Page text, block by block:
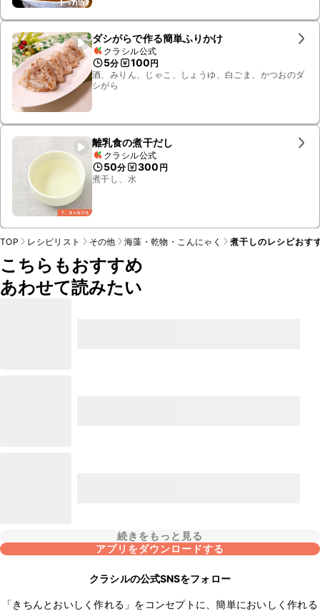
ダシがらで作る簡単ふりかけ
クラシル公式
5分 100円
酒、みりん、じゃこ、しょうゆ、白ごま、かつおのダ
シがら
離乳食の煮干だし
クラシル公式
50分 300 円
煮干し、水
TOP レシピリスト その他 海藻・乾物・こんにゃく 煮干しのレシピおす
こちらもおすすめ
あわせて読みたい
続きをもっと見る
アプリをダウンロードする
クラシルの公式SNSをフォロー
「きちんとおいしく作れる」をコンセプトに、簡単においしく作れる